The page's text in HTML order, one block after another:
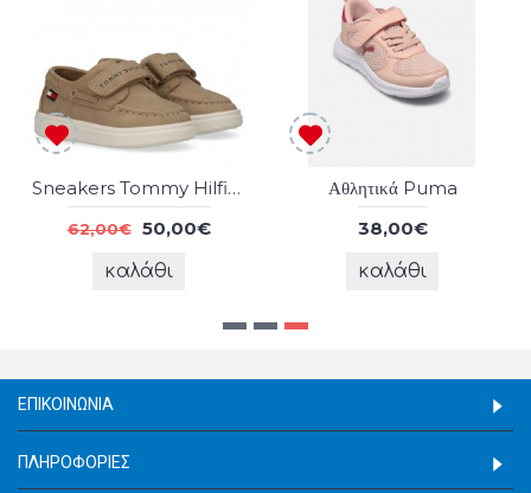
Sneakers Tommy Hilfiger
62,00€ 50,00€
καλάθι
Αθλητικά Puma
38,00€
καλάθι
ΕΠΙΚΟΙΝΩΝΊΑ
ΠΛΗΡΟΦΟΡΊΕΣ